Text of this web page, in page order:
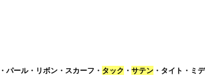
ール・リボン・スカーフ・ タック ・ サテン ・タイト・ミディア